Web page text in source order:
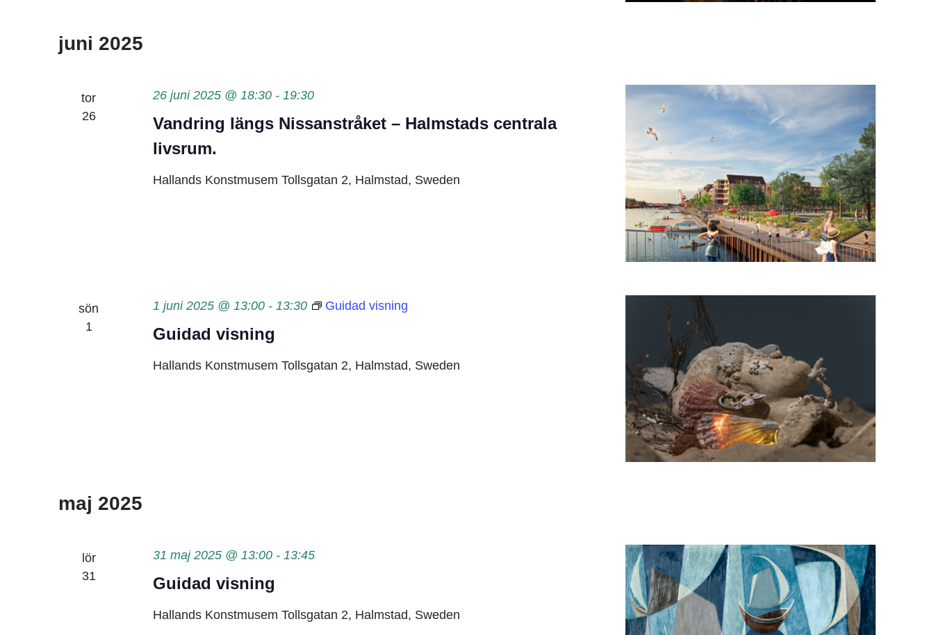
juni 2025
tor
26
Vandring längs Nissanstråket – Halmstads centrala
livsrum.
26 juni 2025 @ 18:30- 19:30
Hallands Konstmusem Tollsgatan 2, Halmstad, Sweden
sön
1
Guidad visning
1 juni 2025 @ 13:00- 13:30 Guidad visning
Hallands Konstmusem Tollsgatan 2, Halmstad, Sweden
maj 2025
lör
31
Guidad visning
31 maj 2025 @ 13:00- 13:45
Hallands Konstmusem Tollsgatan 2, Halmstad, Sweden